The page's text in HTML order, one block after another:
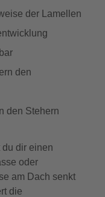
der Lamellen
den
den Stehern
du dir einen
oder
am Dach senkt
die